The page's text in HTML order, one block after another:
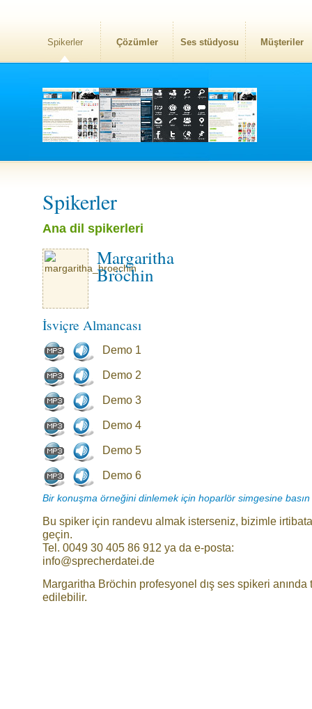
Spikerler Çözümler Ses stüdyosu Müşteriler
Spikerler
Ana dil spikerleri
Margaritha
Bröchin
İsviçre Almancası
Demo 1
Demo 2
Demo 3
Demo 4
Demo 5
Demo 6
Bir konuşma örneğini dinlemek için hoparlör simgesine basın
Bu spiker için randevu almak isterseniz, bizimle irtibata
geçin.
Tel. 0049 30 405 86 912 ya da e-posta:
info@sprecherdatei.de
Margaritha Bröchin profesyonel dış ses spikeri anında
edilebilir.